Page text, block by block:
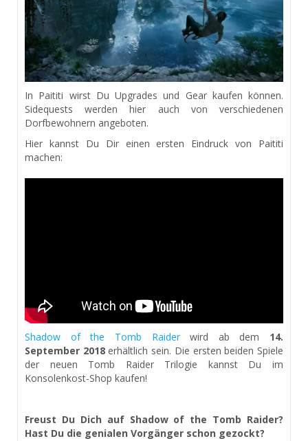
In Paititi wirst Du Upgrades und Gear kaufen können.
Sidequests werden hier auch von verschiedenen
Dorfbewohnern angeboten.
Hier kannst Du Dir einen ersten Eindruck von Paititi
machen:
Shadow of the Tomb Raiderwird ab dem 14.
September 2018erhältlich sein. Die ersten beiden Spiele
der neuen Tomb Raider Trilogie kannst Du im
Konsolenkost-Shop kaufen!
Freust Du Dich auf Shadow of the Tomb Raider?
Hast Du die genialen Vorgänger schon gezockt?